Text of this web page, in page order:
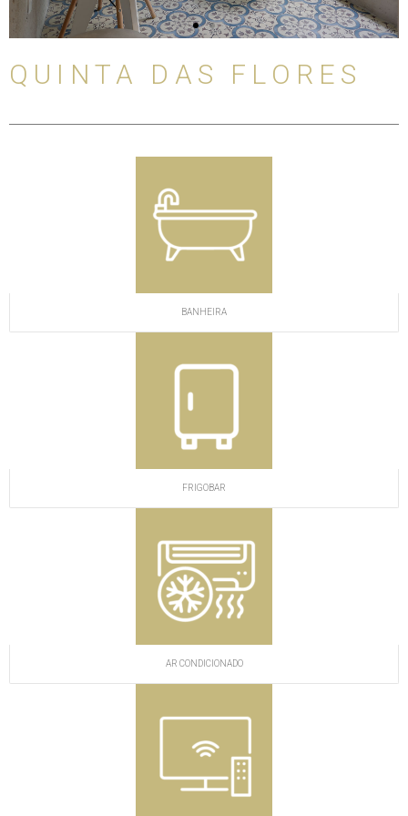
s
l
d
e
e
QUINTA DAS FLORES
BANHEIRA
FRIGOBAR
AR CONDICIONADO